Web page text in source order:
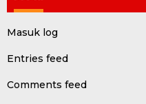
Masuk log
Entries feed
Comments feed